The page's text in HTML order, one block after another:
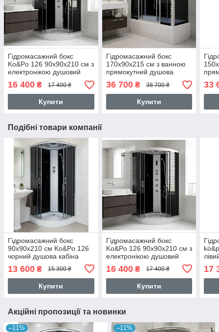
Гідромасажний бокс
Ko&Po 126 90x90х210 см з
електронікою душовий
кабіна низьким піддоном
16 400 ₴ 17 400 ₴
Купити
Гідромасажний бокс
170х90х215 см з ванною
прямокутний душова
глибокий піддон
36 700₴ 38 700 ₴
Купити
33
Подібні товари компанії
Гідромасажний бокс
90x90х210 см Ko&Po 126
чорний душова кабіна
гідромасажна на низькому
піддоні
13 600 ₴ 15 300 ₴
Купити
Гідромасажний бокс
Ko&Po 126 90x90х210 см з
електронікою душовий
бокс чорне скло душова
кабіна низьким піддоном
16 400₴ 17 400 ₴
Купити
6
17
Акційні пропозиції та новинки
–11% –11%